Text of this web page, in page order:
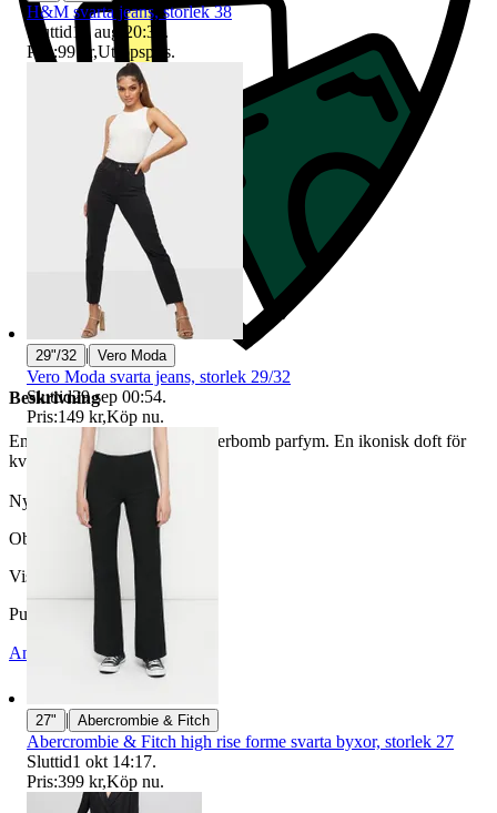
Beskrivning
En flaska Viktor & Rolf Flowerbomb parfym. En ikonisk doft för
kvinnor. Ca 90% kvar.
Nypris 1030kr
Objektnr
737 666 681
Visningar
104
Publicerad
23 jun 23:59
Anmäl Sälj liknande
H&M svarta jeans, storlek 38
Sluttid13 aug 20:31
.
Pris:99 kr,Utropspris.
29"/32 | Vero Moda
Vero Moda svarta jeans, storlek 29/32
Sluttid29 sep 00:54.
Pris:149 kr,Köp nu.
27" | Abercrombie & Fitch
Abercrombie & Fitch high rise forme svarta byxor, storlek 27
Sluttid1 okt 14:17.
Pris:399 kr,Köp nu.